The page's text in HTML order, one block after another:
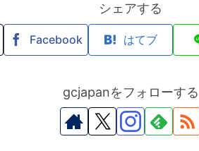
シェアする
Facebook はてブ
gcjapanをフォローする